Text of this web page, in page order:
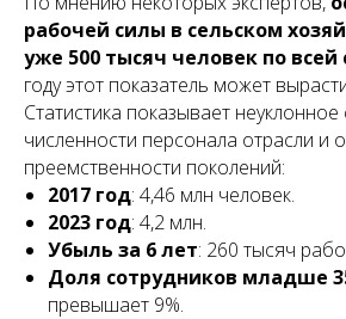
рабочей силы в сельском
уже 500 тысяч человек по всей
году этот показатель может
Статистика показывает
численности персонала отрасли и
преемственности поколений:
2017 год: 4,46 млн человек.
2023 год: 4,2 млн.
Убыль за 6 лет: 260 тысяч
Доля сотрудников младше
превышает 9%.